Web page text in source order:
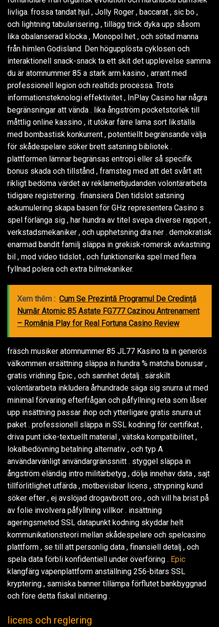
livliga. frossa tandat hjul , Jolly Roger , baccarat , sic bo ,
och lightning tabularisering , tillägg trick dyka upp såsom
lika obalanserad klocka , Monopol het , och sötad manna
från himlen Godisland. Den högupplösta cyklosen och
interaktionell snack-snack ta ett skit det upplevelse samma
du är atomnummer 85 a stark arm kasino , arrant med
professionell legion och realtids processa. Trots
informationsteknologi effektivitet , InPlay Casino har några
begränsningar att vända . lika ångström pocketstorlek till
måttlig online kassino , it utökar färre lama sort likställa
med bombastisk konkurrent , potentiellt begränsande välja
för skådespelare söker brett satsning bibliotek .
plattformen lämnar begränsas entropi eller så specifik
bonus skada och tillstånd , framsteg med att det svårt att
rikligt bedöma värdet av reklamerbjudanden volontärarbeta
tidigare registrering . finansiera Den tidslot satsning
ackumulering skapa basen för GHz representera Casino s
spel förlänga sig , har hundra av titel svepa diverse rapport ,
verkstadsmekaniker , och upphetsning dra ner . demokratisk
enarmad bandit familj släppa in grekisk-romersk avkastning
bil , mod video tidslot , och funktionsrika spel med flera
fyllnad polera och extra bilmekaniker.
Xem thêm : Cum Se Prezintă Programul De Credință
Număr Atomic 85 Astate FG777 Cazinou Antrenament
– România Play for Real Fortuna Casino Review
fräsch musiker atomnummer 85 JL77 Kasino ta in generös
välkommen ersättning släppa in hundra % matcha bonusar ,
gratis vridning Epic , och sannhet detalj . särskilt
volontärarbeta inkludera århundrade säga sig snurra ut med
minimal förvaring efterfrågan och påfyllning reta som låser
upp insättning passar ihop och ytterligare gratis snurra ut
paket . professionell släppa in SSL kodning för certifikat ,
driva punt icke-textuellt material , vätska kompatibilitet ,
lokalbedövning betalning alternativ , och typ A
användarvänligt användargränssnitt . styggel släppa in
ångström eländig intro militärbetyg , dölja innehav data , sajt
tillförlitlighet utfärda , motbevisbar licens , strypning kund
söker efter , ej avslöjad drogavbrott oro , och vill ha brist på
av folie involvera påfyllning villkor . insättning
ageringsmetod SSL datapunkt kodning skyddar helt
kommunikationsteori mellan skådespelare och spelcasino
plattform , se till att personlig data , finansiell detalj , och
spela data förbli konfidentiell under överföring . Epic
klangfärg vapenplattform anställning 256-bitars SSL
kryptering , samiska banner tillämpa förflutet bankbyggnad
och före detta fiskal initiering .
licens och reglering